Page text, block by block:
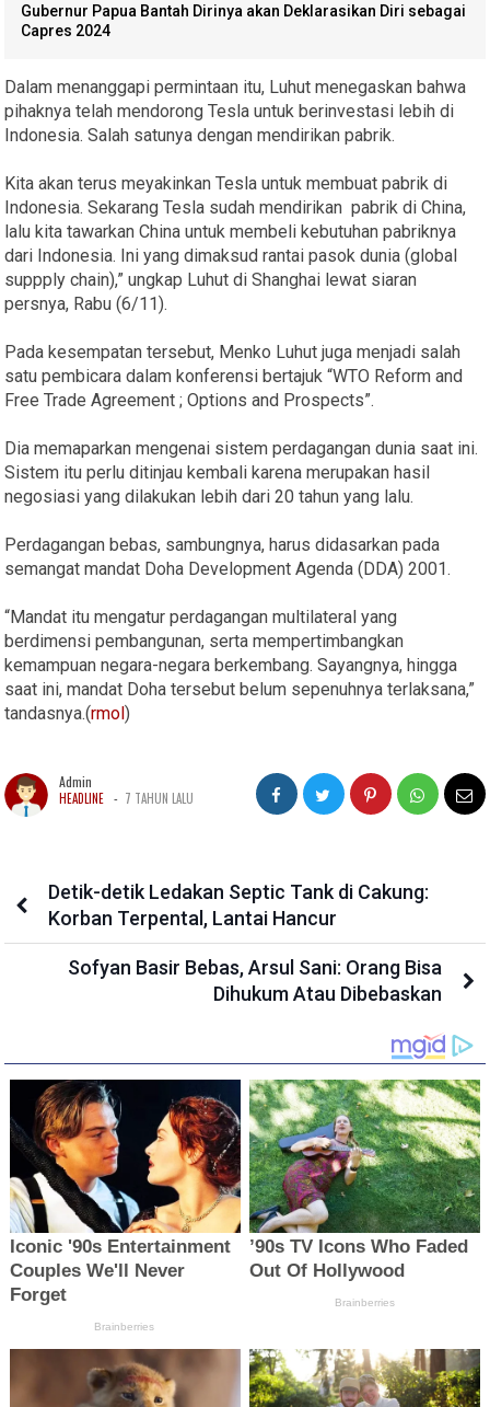
Gubernur Papua Bantah Dirinya akan Deklarasikan Diri sebagai
Capres 2024
Dalam menanggapi permintaan itu, Luhut menegaskan bahwa
pihaknya telah mendorong Tesla untuk berinvestasi lebih di
Indonesia. Salah satunya dengan mendirikan pabrik.
Kita akan terus meyakinkan Tesla untuk membuat pabrik di
Indonesia. Sekarang Tesla sudah mendirikan pabrik di China,
lalu kita tawarkan China untuk membeli kebutuhan pabriknya
dari Indonesia. Ini yang dimaksud rantai pasok dunia (global
suppply chain),” ungkap Luhut di Shanghai lewat siaran
persnya, Rabu (6/11).
Pada kesempatan tersebut, Menko Luhut juga menjadi salah
satu pembicara dalam konferensi bertajuk “WTO Reform and
Free Trade Agreement ; Options and Prospects”.
Dia memaparkan mengenai sistem perdagangan dunia saat ini.
Sistem itu perlu ditinjau kembali karena merupakan hasil
negosiasi yang dilakukan lebih dari 20 tahun yang lalu.
Perdagangan bebas, sambungnya, harus didasarkan pada
semangat mandat Doha Development Agenda (DDA) 2001.
“Mandat itu mengatur perdagangan multilateral yang
berdimensi pembangunan, serta mempertimbangkan
kemampuan negara-negara berkembang. Sayangnya, hingga
saat ini, mandat Doha tersebut belum sepenuhnya terlaksana,”
tandasnya.(rmol)
Admin
HEADLINE - 7 TAHUN LALU
Detik-detik Ledakan Septic Tank di Cakung:
Korban Terpental, Lantai Hancur
Sofyan Basir Bebas, Arsul Sani: Orang Bisa
Dihukum Atau Dibebaskan